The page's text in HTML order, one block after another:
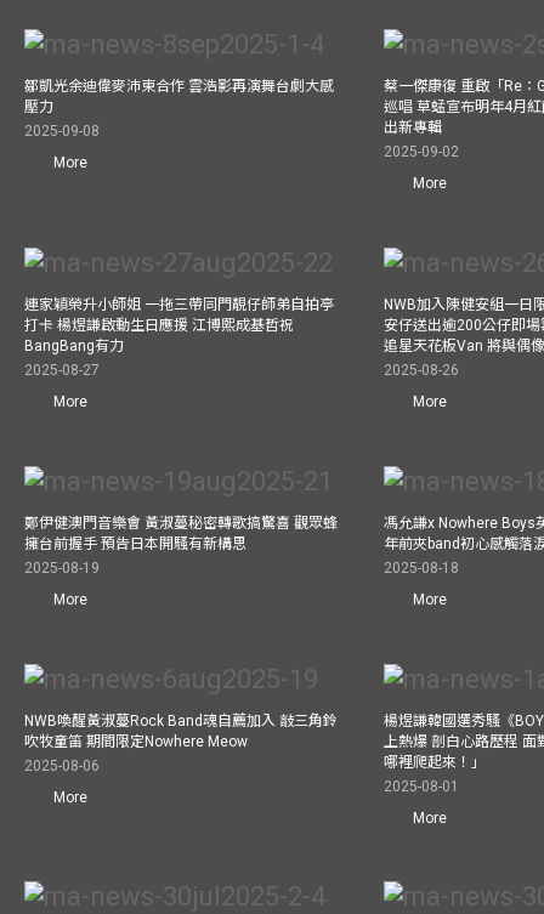
鄒凱光余迪偉麥沛東合作 雲浩影再演舞台劇大感
壓力
2025-09-08
More
蔡一傑康復 重啟「Re：
巡唱 草蜢宣布明年4月
出新專輯
2025-09-02
More
連家穎榮升小師姐 一拖三帶同門靚仔師弟自拍亭
打卡 楊煜謙啟動生日應援 江博熙成基哲祝
BangBang有力
2025-08-27
More
NWB加入陳健安組一日
安仔送出逾200公仔即
追星天花板Van 將與偶
2025-08-26
More
鄭伊健澳門音樂會 黃淑蔓秘密轉歌搞驚喜 觀眾蜂
擁台前握手 預告日本開騷有新構思
2025-08-19
More
馮允謙x Nowhere Boys
年前夾band初心感觸落
2025-08-18
More
NWB喚醒黃淑蔓Rock Band魂自薦加入 敲三角鈴
吹牧童笛 期間限定Nowhere Meow
2025-08-06
More
楊煜謙韓國選秀騷《
上熱爆 剖白心路歷程
哪裡爬起來！」
2025-08-01
More